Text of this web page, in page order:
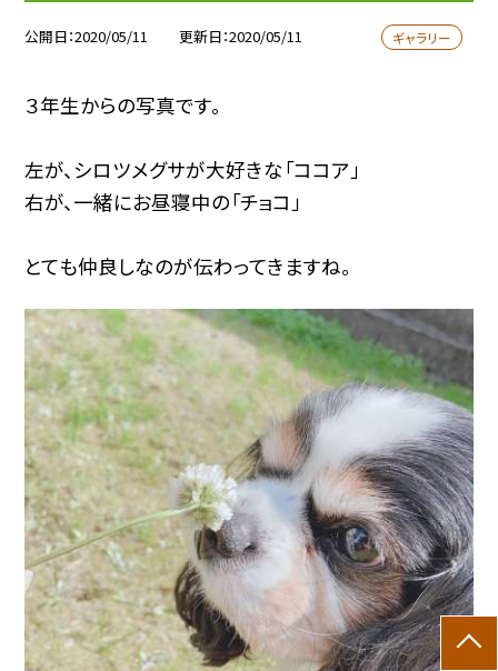
公開日 2020/05/11 更新日 2020/05/11 ギャラリー
３年生からの写真です。
左が、シロツメグサが大好きな「ココア」
右が、一緒にお昼寝中の「チョコ」
とても仲良しなのが伝わってきますね。